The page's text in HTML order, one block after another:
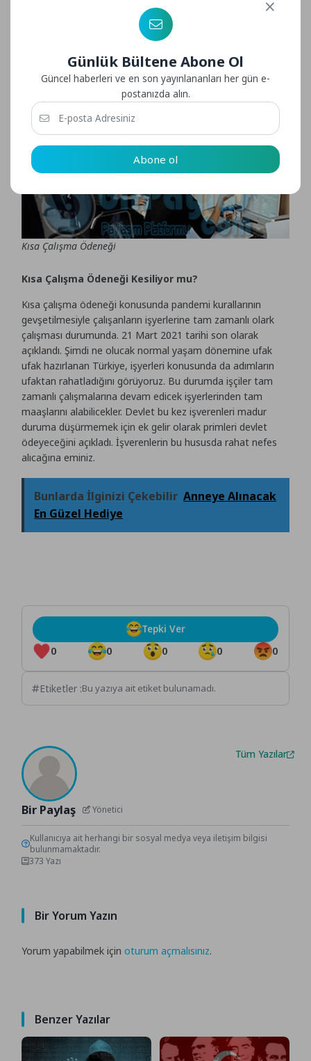
almakta kolaylık sağlanmıştı. İŞKUR tarafından kısmı maaş
desteği aylardır çalışanlara destek oldu. Bu durum
işverenleri rahatlatırken işçilerde maaş konusunda madur
bir nefes alınmıştı.
Kısa Çalışma Ödeneği
Kısa Çalışma Ödeneği Kesiliyor mu?
Kısa çalışma ödeneği konusunda pandemi kurallarının
gevşetilmesiyle çalışanların işyerlerine tam zamanlı olark
çalışması durumunda. 21 Mart 2021 tarihi son olarak
açıklandı. Şimdi ne olucak normal yaşam dönemine ufak
ufak hazırlanan Türkiye, işyerleri konusunda da adımların
ufaktan rahatladığını görüyoruz. Bu durumda işçiler tam
zamanlı çalışmalarına devam edicek işyerlerinden tam
maaşlarını alabilicekler. Devlet bu kez işverenleri madur
duruma düşürmemek için ek gelir olarak primleri devlet
ödeyeceğini açıkladı. İşverenlerin bu hususda rahat nefes
alıcağına eminiz.
Bunlarda İlginizi Çekebilir Anneye Alınacak
En Güzel Hediye
0 0 0 0 0
Tepki Ver
Etiketler :Bu yazıya ait etiket bulunamadı.
Bir Paylaş Yönetici
Tüm Yazılar
Kullanıcıya ait herhangi bir sosyal medya veya iletişim bilgisi
bulunmamaktadır.
373 Yazı
Bir Yorum Yazın
Yorum yapabilmek içinoturum açmalısınız.
Benzer Yazılar
Günlük Bültene Abone Ol
Güncel haberleri ve en son yayınlananları her gün e-
postanızda alın.
Abone ol